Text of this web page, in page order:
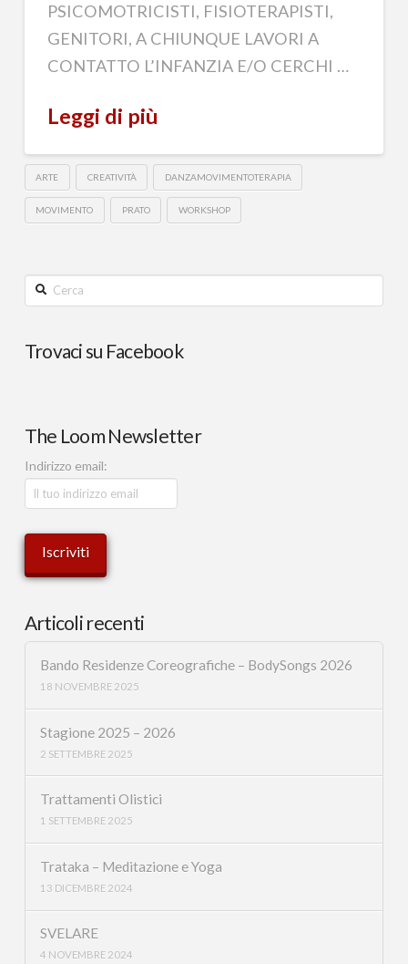
PSICOMOTRICISTI, FISIOTERAPISTI,
GENITORI, A CHIUNQUE LAVORI A
CONTATTO L’INFANZIA E/O CERCHI …
Leggi di più
ARTE CREATIVITÀ DANZAMOVIMENTOTERAPIA
MOVIMENTO PRATO WORKSHOP
Cerca
Trovaci su Facebook
The Loom Newsletter
Indirizzo email:
Articoli recenti
Bando Residenze Coreografiche – BodySongs 2026
18 NOVEMBRE 2025
Stagione 2025 – 2026
2 SETTEMBRE 2025
Trattamenti Olistici
1 SETTEMBRE 2025
Trataka – Meditazione e Yoga
13 DICEMBRE 2024
SVELARE
4 NOVEMBRE 2024